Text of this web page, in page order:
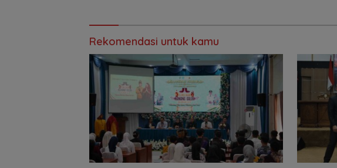
Rekomendasi untuk kamu